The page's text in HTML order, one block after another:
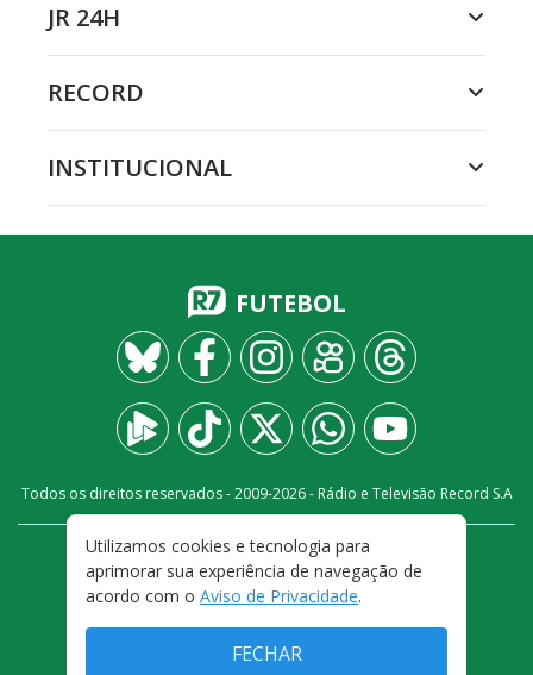
JR 24H
RECORD
INSTITUCIONAL
FUTEBOL
Todos os direitos reservados - 2009-2026- Rádio e Televisão Record S.A
FALE CONOSCO
PRIVACIDADE
TERMOS E CONDIÇÕES DE USO
Utilizamos cookies e tecnologia para
aprimorar sua experiência de navegação de
acordo com o Aviso de Privacidade.
FECHAR